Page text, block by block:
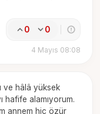
0 0
4 Mayıs 08:08
ve hâlâ yüksek
hafife alamıyorum.
annem hiç özür